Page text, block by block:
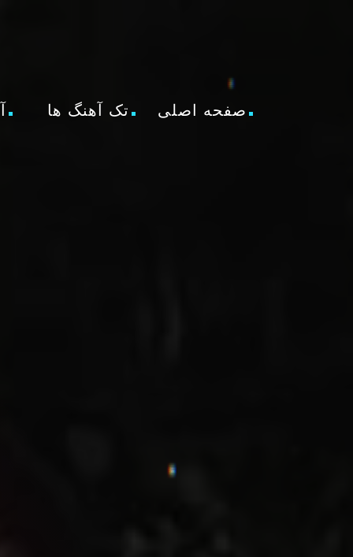
صفحه اصلی تک آهنگ ها